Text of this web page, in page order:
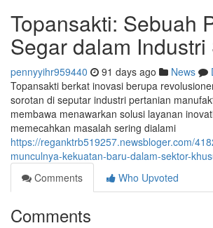
Topansakti: Sebuah
Segar dalam
pennyyihr959440 91 days ago News
Topansakti berkat inovasi berupa
sorotan di seputar industri pertanian
membawa menawarkan solusi layanan
memecahkan masalah sering dialami
https://reganktrb519257.newsbloger.com/
munculnya-kekuatan-baru-dalam-sektor-
Comments
Who Upvoted
Comments